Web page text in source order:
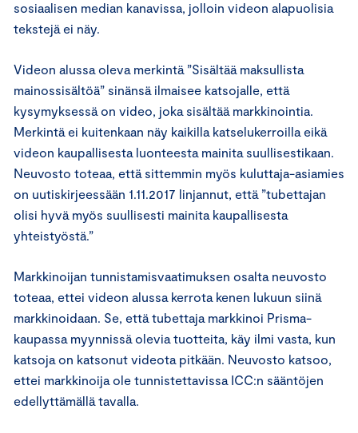
sosiaalisen median kanavissa, jolloin videon alapuolisia
tekstejä ei näy.
Videon alussa oleva merkintä ”Sisältää maksullista
mainossisältöä” sinänsä ilmaisee katsojalle, että
kysymyksessä on video, joka sisältää markkinointia.
Merkintä ei kuitenkaan näy kaikilla katselukerroilla eikä
videon kaupallisesta luonteesta mainita suullisestikaan.
Neuvosto toteaa, että sittemmin myös kuluttaja-asiamies
on uutiskirjeessään 1.11.2017 linjannut, että ”tubettajan
olisi hyvä myös suullisesti mainita kaupallisesta
yhteistyöstä.”
Markkinoijan tunnistamisvaatimuksen osalta neuvosto
toteaa, ettei videon alussa kerrota kenen lukuun siinä
markkinoidaan. Se, että tubettaja markkinoi Prisma-
kaupassa myynnissä olevia tuotteita, käy ilmi vasta, kun
katsoja on katsonut videota pitkään. Neuvosto katsoo,
ettei markkinoija ole tunnistettavissa ICC:n sääntöjen
edellyttämällä tavalla.